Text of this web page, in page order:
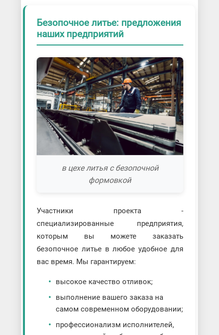
Безопочное литье: предложения
наших предприятий
в цехе литья с безопочной
формовкой
Участники проекта -
специализированные предприятия,
которым вы можете заказать
безопочное литье в любое удобное для
вас время. Мы гарантируем:
высокое качество отливок;
выполнение вашего заказа на
самом современном оборудовании;
профессионализм исполнителей,